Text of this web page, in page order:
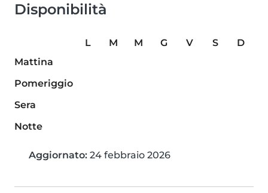
Disponibilità
L M M G V S
D
Mattina
Pomeriggio
Sera
Notte
Aggiornato: 24 febbraio 2026